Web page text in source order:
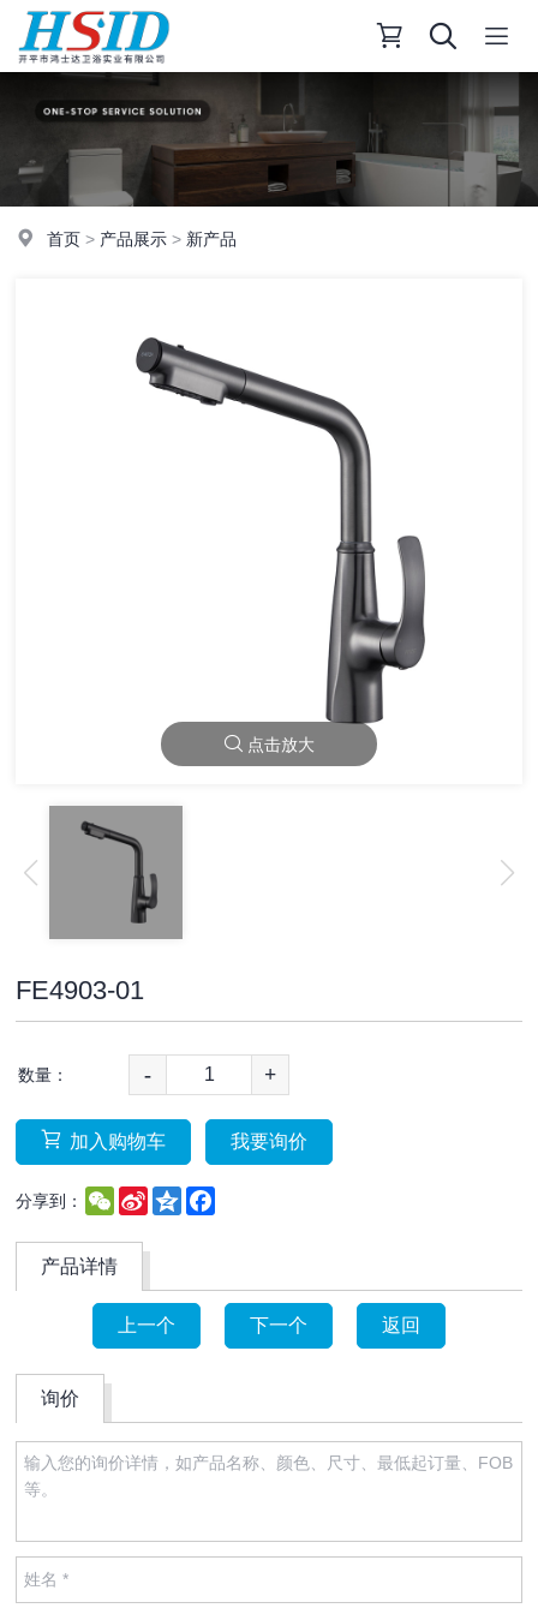
首页 > 产品展示 > 新产品
点击放大
FE4903-01
数量： - +
加入购物车 我要询价
分享到： WeChat
Sina
Weibo
Qzone
产品详情
上一个 下一个 返回
询价